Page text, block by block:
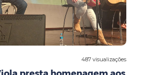
487 visualizações